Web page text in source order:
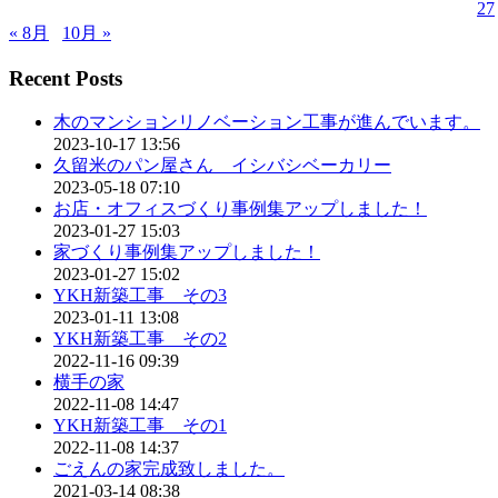
27
« 8月
10月 »
Recent Posts
木のマンションリノベーション工事が進んでいます。
2023-10-17 13:56
久留米のパン屋さん イシバシベーカリー
2023-05-18 07:10
お店・オフィスづくり事例集アップしました！
2023-01-27 15:03
家づくり事例集アップしました！
2023-01-27 15:02
YKH新築工事 その3
2023-01-11 13:08
YKH新築工事 その2
2022-11-16 09:39
横手の家
2022-11-08 14:47
YKH新築工事 その1
2022-11-08 14:37
ごえんの家完成致しました。
2021-03-14 08:38